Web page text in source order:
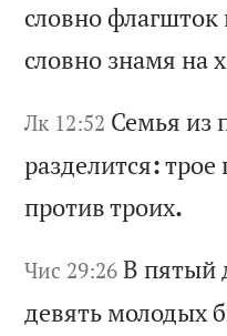
словно флагшток
словно знамя на
Лк 12:52 Семья из
разделится:трое
противтроих.
Чис 29:26 В пятый
девятьмолодых